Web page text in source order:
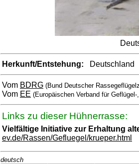
Herkunft/Entstehung: Deutschland
Vom BDRG (Bund Deutscher
Vom EE (Europäischen Verband für
Links zu dieser Hühnerrasse:
Vielfältige Initiative zur Erhaltung
ev.de/Rassen/Gefluegel/krueper.html
deutsch